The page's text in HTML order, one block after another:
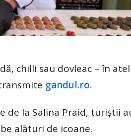
chilli sau dovleac – în
gandul.ro.
de la Salina Praid, turiștii
alături de icoane.